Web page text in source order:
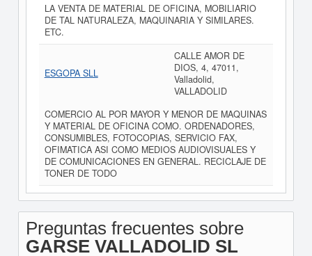
LA VENTA DE MATERIAL DE OFICINA, MOBILIARIO
DE TAL NATURALEZA, MAQUINARIA Y SIMILARES.
ETC.
ESGOPA SLL
CALLE AMOR DE
DIOS, 4, 47011,
Valladolid,
VALLADOLID
COMERCIO AL POR MAYOR Y MENOR DE MAQUINAS
Y MATERIAL DE OFICINA COMO. ORDENADORES,
CONSUMIBLES, FOTOCOPIAS, SERVICIO FAX,
OFIMATICA ASI COMO MEDIOS AUDIOVISUALES Y
DE COMUNICACIONES EN GENERAL. RECICLAJE DE
TONER DE TODO
Preguntas frecuentes sobre
GARSE VALLADOLID SL